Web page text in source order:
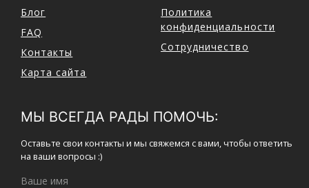
Блог
FAQ
Контакты
Карта сайта
Политика
конфиденциальности
Сотрудничество
МЫ ВСЕГДА РАДЫ ПОМОЧЬ:
Оставьте свои контакты и мы свяжемся с вами, чтобы ответить
на ваши вопросы :)
Ваше имя